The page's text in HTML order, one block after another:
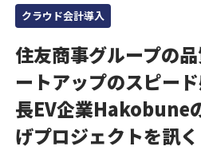
クラウド会計導入
住友商事グループの
ートアップのスピー
長EV企業Hakobune
げプロジェクトを訊く